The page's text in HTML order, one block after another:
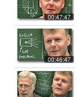
00:47:47
00:46:47